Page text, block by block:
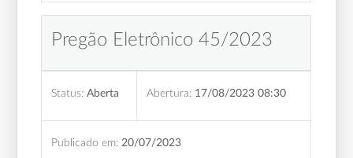
Pregão Eletrônico 45/2023
Status: Aberta Abertura: 17/08/2023 08:30
Publicado em: 20/07/2023